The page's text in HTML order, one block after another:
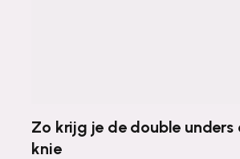
Zo krijg je de double unders
knie